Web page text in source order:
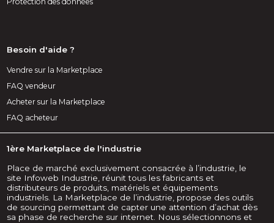
Besoin d'aide ?
Vendre sur la Marketplace
FAQ vendeur
Acheter sur la Marketplace
FAQ acheteur
1ère Marketplace de l'industrie
Place de marché exclusivement consacrée à l’industrie, le
site Infoweb Industrie, réunit tous les fabricants et
distributeurs de produits, matériels et équipements
industriels. La Marketplace de l’industrie, propose des outils
de sourcing permettant de capter une attention d’achat dès
sa phase de recherche sur internet. Nous sélectionnons et